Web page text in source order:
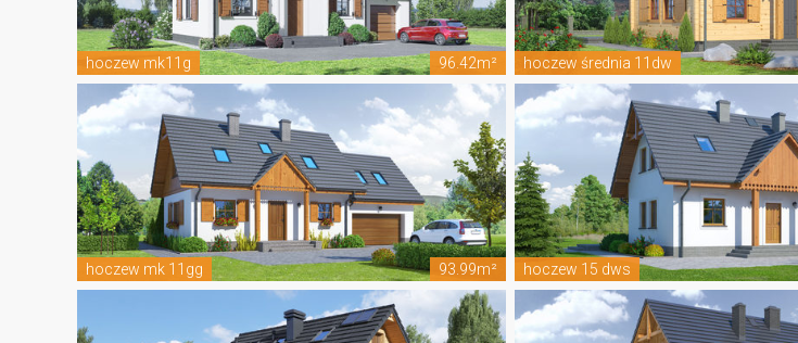
hoczew mk11g 96.42m² hoczew średnia 11dw
hoczew mk 11gg 93.99m² hoczew 15 dws